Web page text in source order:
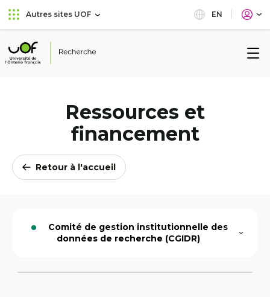
Aller
au
principal
Passer
au
Autres sites UOF EN
Université
Ressources et
financement
Retour à l'accueil
Option
Comité de gestion institutionnelle des
données de recherche (CGIDR)